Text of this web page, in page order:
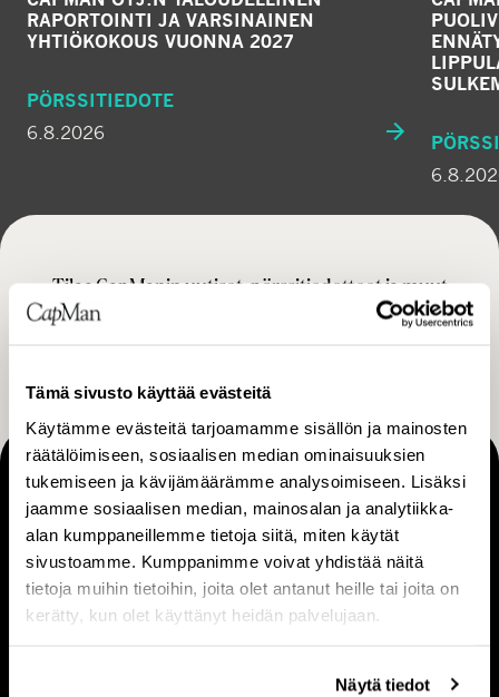
Tämä sivusto käyttää evästeitä
Käytämme evästeitä tarjoamamme sisällön ja mainosten
räätälöimiseen, sosiaalisen median ominaisuuksien
tukemiseen ja kävijämäärämme analysoimiseen. Lisäksi
jaamme sosiaalisen median, mainosalan ja analytiikka-
alan kumppaneillemme tietoja siitä, miten käytät
sivustoamme. Kumppanimme voivat yhdistää näitä
tietoja muihin tietoihin, joita olet antanut heille tai joita on
kerätty, kun olet käyttänyt heidän palvelujaan.
Näytä tiedot
RAPORTOINTI JA VARSINAINEN
YHTIÖKOKOUS VUONNA 2027
PÖRSSITIEDOTE
6.8.2026
Tilaa CapManin uutiset, pörssitiedotteet ja muut
MAKING THINGS HAPPEN
Ota yhteyttä